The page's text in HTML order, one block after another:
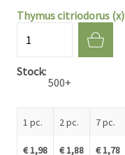
Thymus citriodorus (x)
Stock
500+
1 pc.
€ 1,98
2 pc.
€ 1,88
7 pc.
€ 1,78